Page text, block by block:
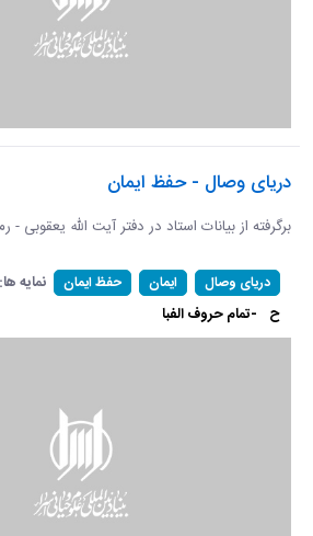
دریای وصال - حفظ ایمان
برگرفته از بیانات استاد در دفتر آیت الله یعقوبی -
دریای وصال ایمان حفظ ایمان نمایه ها:
ح -تمام حروف الفبا